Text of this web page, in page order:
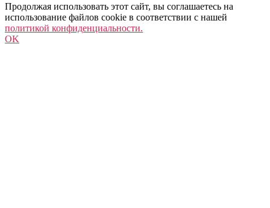
Продолжая использовать этот сайт, вы соглашаетесь на
использование файлов cookie в соответствии с нашей
политикой конфиденциальности.
OK